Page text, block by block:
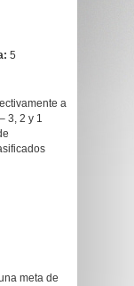
5
a
3, 2 y 1
meta de